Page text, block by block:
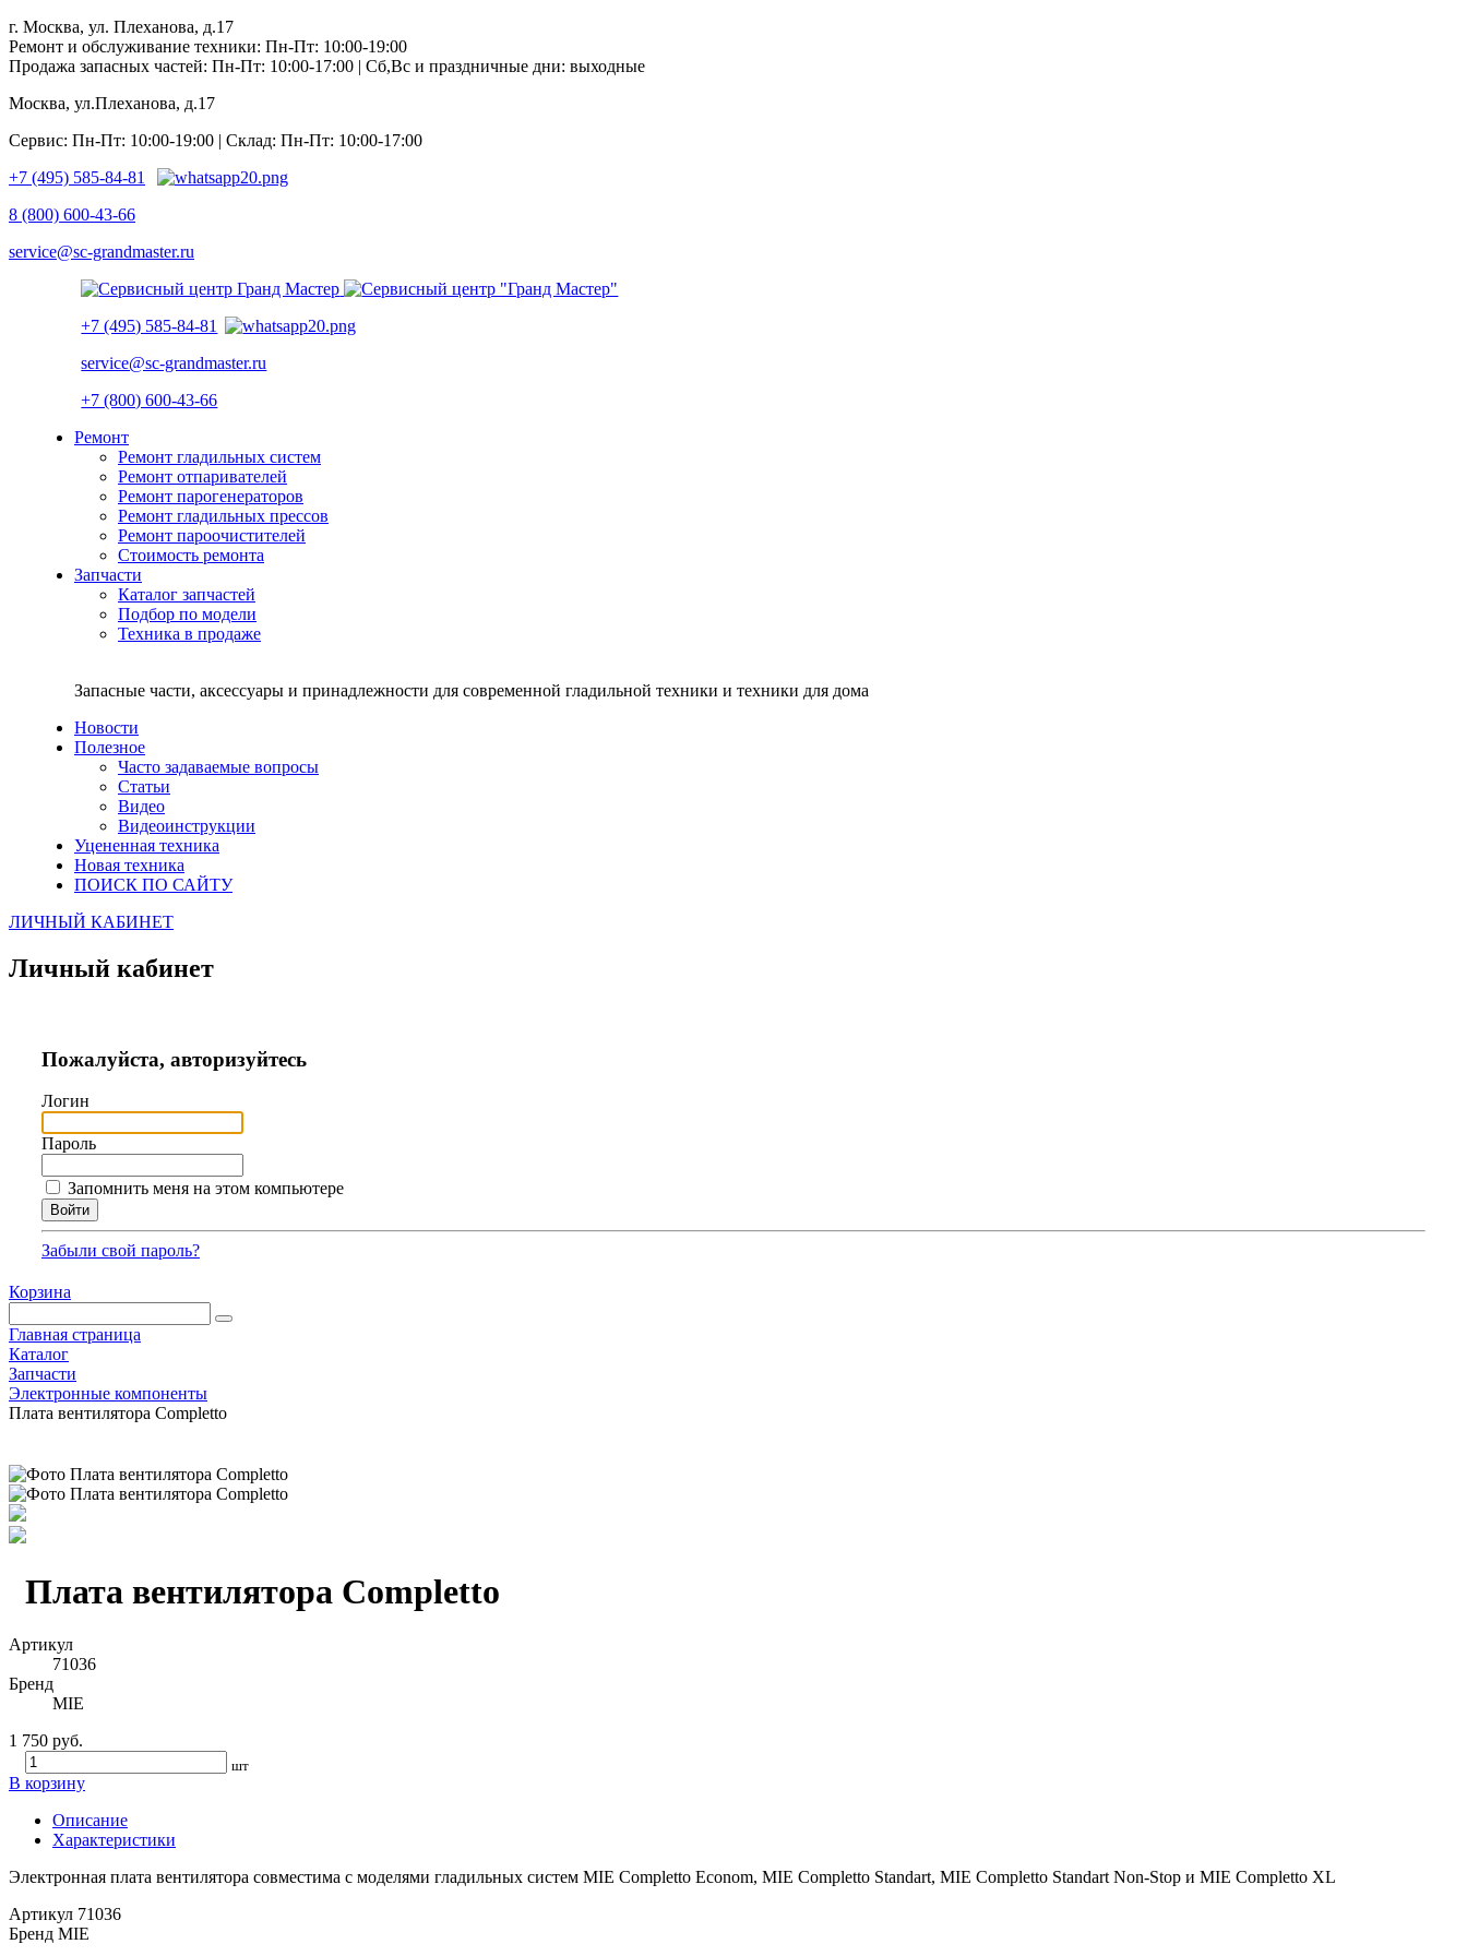
г. Москва, ул. Плеханова, д.17
Ремонт и обслуживание техники: Пн-Пт: 10:00-19:00
Продажа запасных частей: Пн-Пт: 10:00-17:00 | Сб,Вс и праздничные дни: выходные
Москва, ул.Плеханова, д.17
Сервис: Пн-Пт: 10:00-19:00 | Склад: Пн-Пт: 10:00-17:00
+7 (495) 585-84-81
8 (800) 600-43-66
service@sc-grandmaster.ru
+7 (495) 585-84-81
service@sc-grandmaster.ru
+7 (800) 600-43-66
Ремонт
Ремонт гладильных систем
Ремонт отпаривателей
Ремонт парогенераторов
Ремонт гладильных прессов
Ремонт пароочистителей
Стоимость ремонта
Запчасти
Каталог запчастей
Подбор по модели
Техника в продаже
Запасные части, аксессуары и принадлежности для современной гладильной техники и техники для дома
Новости
Полезное
Часто задаваемые вопросы
Статьи
Видео
Видеоинструкции
Уцененная техника
Новая техника
ПОИСК ПО САЙТУ
ЛИЧНЫЙ КАБИНЕТ
Личный кабинет
Пожалуйста, авторизуйтесь
Логин
Пароль
Запомнить меня на этом компьютере
Забыли свой пароль?
Корзина
Главная страница
Каталог
Запчасти
Электронные компоненты
Плата вентилятора Completto
Плата вентилятора Completto
Артикул
71036
Бренд
MIE
1 750 руб.
шт
В корзину
Описание
Характеристики
Электронная плата вентилятора совместима с моделями гладильных систем MIE Completto Econom, MIE Completto Standart, MIE Completto Standart Non-Stop и MIE Completto XL
Артикул 71036
Бренд MIE